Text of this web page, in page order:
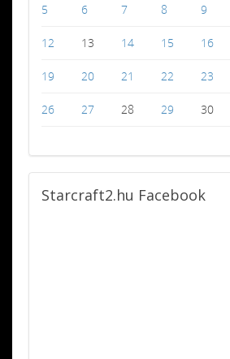
5 6 7 8 9
12 13 14 15 16
19 20 21 22 23
26 27 28 29 30
Starcraft2.hu Facebook